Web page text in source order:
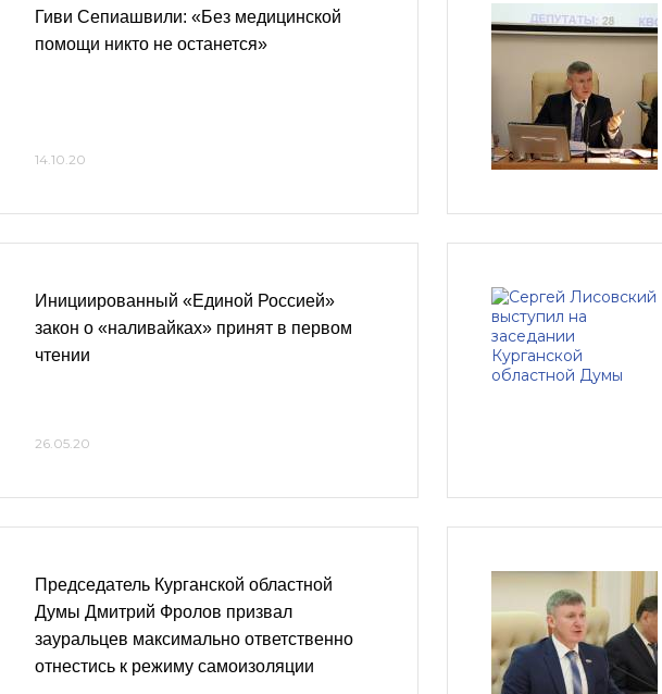
Гиви Сепиашвили: «Без медицинской
помощи никто не останется»
14.10.20
Инициированный «Единой Россией»
закон о «наливайках» принят в первом
чтении
26.05.20
Председатель Курганской областной
Думы Дмитрий Фролов призвал
зауральцев максимально ответственно
отнестись к режиму самоизоляции